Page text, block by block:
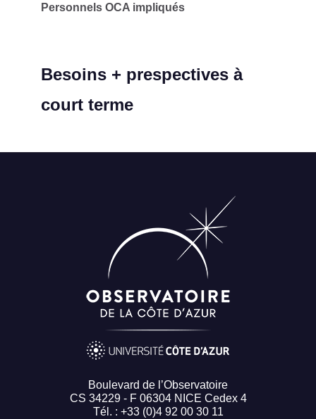
Personnels OCA impliqués
Besoins + prespectives à
court terme
Boulevard de l’Observatoire
CS 34229 - F 06304 NICE Cedex 4
Tél. : +33 (0)4 92 00 30 11